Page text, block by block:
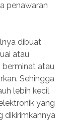
penawaran
dibuat
atau
berminat atau
Sehingga
lebih kecil
yang
dikirimkannya